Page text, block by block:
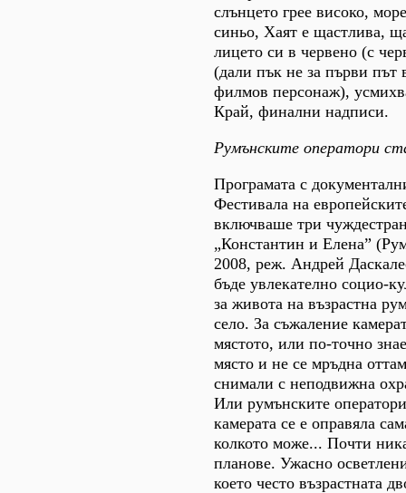
слънцето грее високо,
синьо, Хаят е щастлива,
лицето си в червено (с
(дали пък не за първи път
филмов персонаж),
Край, финални надписи.
Румънските оператори
Програмата с
Фестивала на
включваше три
„Константин и Елена”
2008, реж. Андрей
бъде увлекателно социо-
за живота на възрастна
село. За съжаление
мястото, или по-точно
място и не се мръдна
снимали с неподвижна
Или румънските
камерата се е оправяла
колкото може... Почти
планове. Ужасно
което често възрастната